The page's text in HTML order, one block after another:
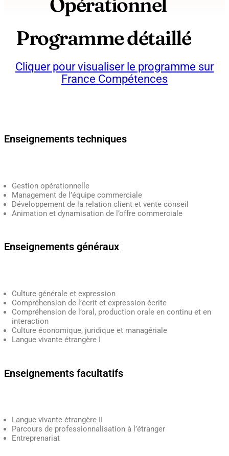
Programme détaillé
Cliquer pour visualiser le programme sur
France Compétences
Enseignements techniques
Gestion opérationnelle
Management de l’équipe commerciale
Développement de la relation client et vente conseil
Animation et dynamisation de l’offre commerciale
Enseignements généraux
Culture générale et expression
Compréhension de l’écrit et expression écrite
Compréhension de l’oral, production orale en continu et en
interaction
Culture économique, juridique et managériale
Langue vivante étrangère I
Enseignements facultatifs
Langue vivante étrangère II
Parcours de professionnalisation à l’étranger
Entreprenariat